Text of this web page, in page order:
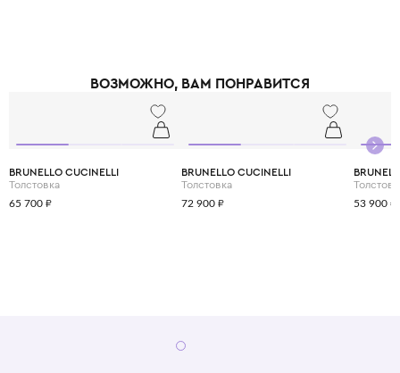
Одежда Zadig&Voltaire идеально подходит для городских прогулок,
ВОЗМОЖНО, ВАМ ПОНРАВИТСЯ
BRUNELLO CUCINELLI
Толстовка
65 700 ₽
BRUNELLO CUCINELLI
Толстовка
72 900 ₽ 53 900 ₽